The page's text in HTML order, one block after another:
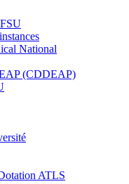
National
(CDDEAP)
ATLS